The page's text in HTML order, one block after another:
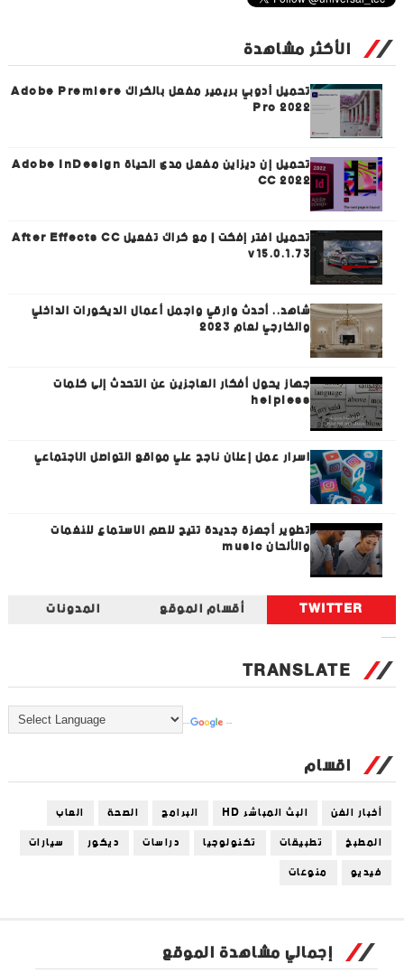
الأكثر مشاهدة
تحميل أدوبي بريمير مفعل بالكراك Adobe Premiere
Pro 2022
تحميل إن ديزاين مفعل مدى الحياة Adobe InDesign
CC 2022
تحميل افتر إفكت | مع كراك تفعيل After Effects CC
v15.0.1.73
شاهد.. أحدث وارقي واجمل أعمال الديكورات الداخلي
والخارجي لعام 2023
جهاز يحول أفكار العاجزين عن التحدث إلى كلمات
helpless
اسرار عمل إعلان ناجح علي مواقع التواصل الاجتماعي
تطوير أجهزة جديدة تتيح للصم الاستماع للنغمات
والألحان music
TWITTER أقسام الموقع المدونات
TRANSLATE
اقسام
أخبار الفن البث المباشر HD البرامج الصحة
العاب
المطبخ
تطبيقات تكنولوجيا دراسات ديكور
سيارات
فيديو
منوعات
إجمالي مشاهدة الموقع